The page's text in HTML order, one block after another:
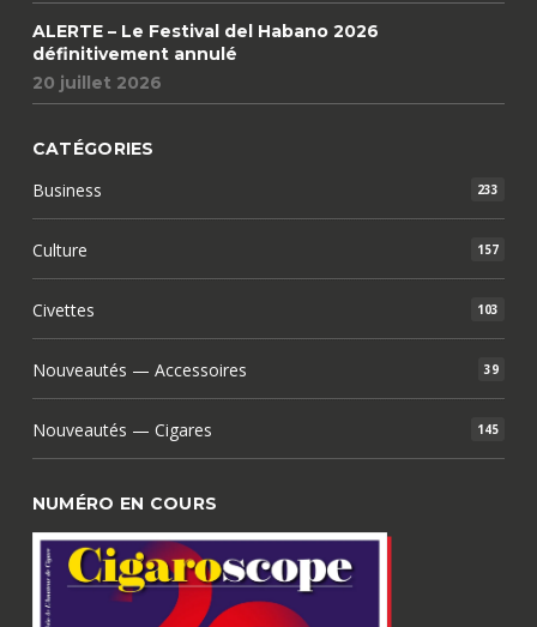
ALERTE – Le Festival del Habano 2026
définitivement annulé
20 juillet 2026
CATÉGORIES
Business 233
Culture 157
Civettes 103
Nouveautés — Accessoires 39
Nouveautés — Cigares 145
NUMÉRO EN COURS